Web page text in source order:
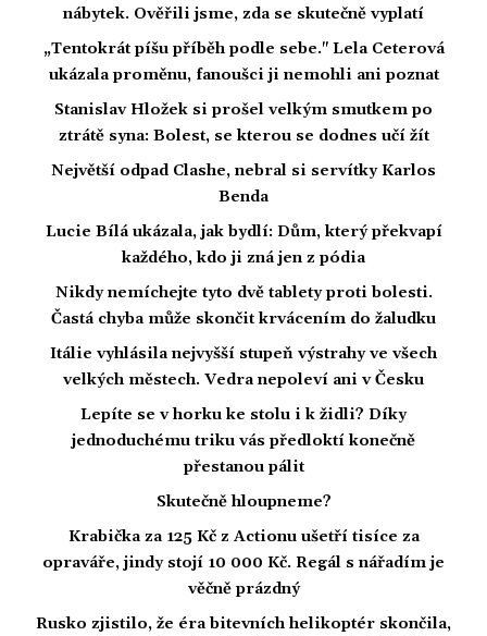
nábytek. Ověřili jsme, zda se skutečně vyplatí
„Tentokrát píšu příběh podle sebe." Lela Ceterová
ukázala proměnu, fanoušci ji nemohli ani poznat
Stanislav Hložek si prošel velkým smutkem po
ztrátě syna: Bolest, se kterou se dodnes učí žít
Největší odpad Clashe, nebral si servítky Karlos
Benda
Lucie Bílá ukázala, jak bydlí: Dům, který překvapí
každého, kdo ji zná jen z pódia
Nikdy nemíchejte tyto dvě tablety proti bolesti.
Častá chyba může skončit krvácením do žaludku
Itálie vyhlásila nejvyšší stupeň výstrahy ve všech
velkých městech. Vedra nepoleví ani v Česku
Lepíte se v horku ke stolu i k židli? Díky
jednoduchému triku vás předloktí konečně
přestanou pálit
Skutečně hloupneme?
Krabička za 125 Kč z Actionu ušetří tisíce za
opraváře, jindy stojí 10 000 Kč. Regál s nářadím je
věčně prázdný
Rusko zjistilo, že éra bitevních helikoptér skončila,